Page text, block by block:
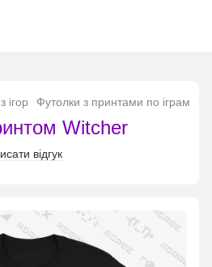
ігор Футолки з принтами по іграм
Witcher
відгук